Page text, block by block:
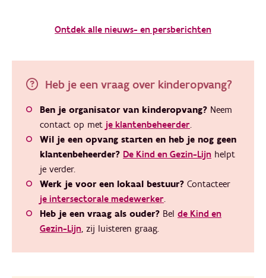
Ontdek alle nieuws- en persberichten
Heb je een vraag over kinderopvang?
Ben je organisator van kinderopvang? Neem
contact op met je klantenbeheerder.
Wil je een opvang starten en heb je nog geen
klantenbeheerder? De Kind en Gezin-Lijn helpt
je verder.
Werk je voor een lokaal bestuur? Contacteer
je intersectorale medewerker.
Heb je een vraag als ouder? Bel de Kind en
Gezin-Lijn, zij luisteren graag.